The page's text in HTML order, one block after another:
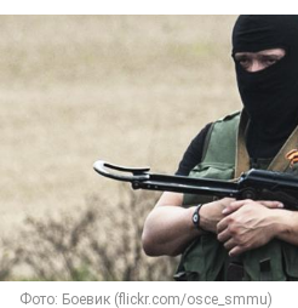
Фото: Боевик (flickr.com/osce_smmu)